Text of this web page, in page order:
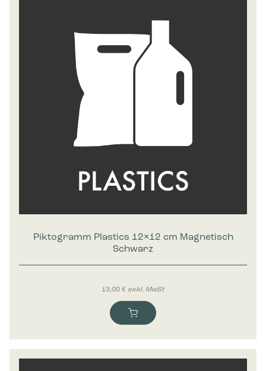
Piktogramm Plastics 12×12 cm Magnetisch
Schwarz
13,00 € exkl. MwSt